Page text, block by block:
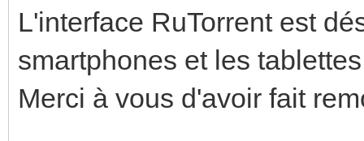
L'interface RuTorrent est
smartphones et les
Merci à vous d'avoir fait